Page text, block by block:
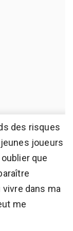
des risques
jeunes joueurs
que
vivre dans ma
me